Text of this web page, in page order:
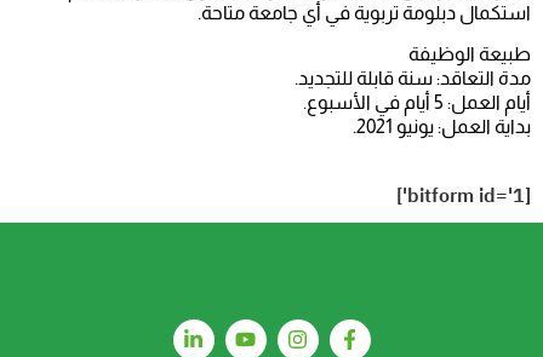
استكمال دبلومة تربوية في أي جامعة متاحة.
طبيعة الوظيفة
مدة التعاقد: سنة قابلة للتجديد.
أيام العمل: 5 أيام في الأسبوع.
بداية العمل: يونيو 2021.
[bitform id='1']